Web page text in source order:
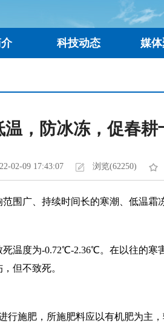
科技动态 媒
温，防冰冻，促春
02-09 17:43:07 浏览(62250)
围广、持续时间长的寒潮、低温霜
死温度为-0.72℃-2.36℃。在以往的
但不致死。
行施肥，所施肥料应以有机肥为主